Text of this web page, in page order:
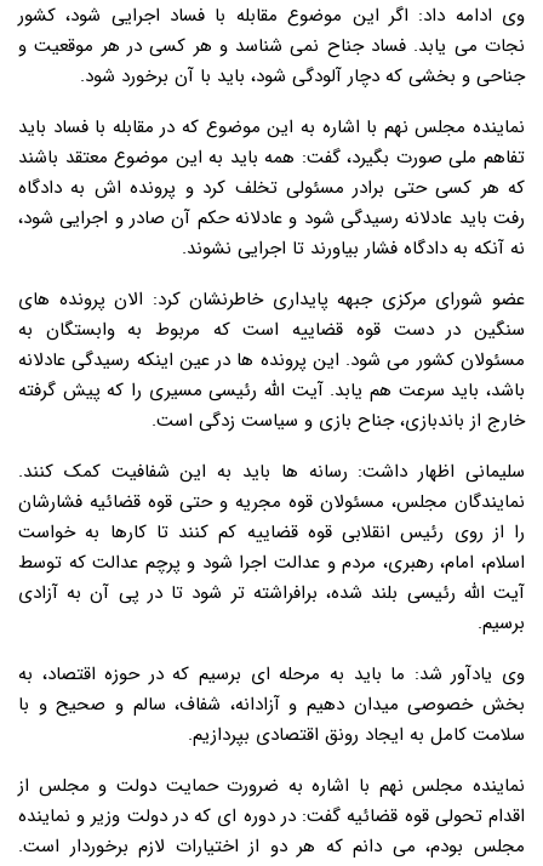
وی ادامه داد: اگر این موضوع مقابله با فساد اجرایی شود، کشور
نجات می یابد. فساد جناح نمی شناسد و هر کسی در هر موقعیت و
جناحی و بخشی که دچار آلودگی شود، باید با آن برخورد شود.
نماینده مجلس نهم با اشاره به این موضوع که در مقابله با فساد باید
تفاهم ملی صورت بگیرد، گفت: همه باید به این موضوع معتقد باشند
که هر کسی حتی برادر مسئولی تخلف کرد و پرونده اش به دادگاه
رفت باید عادلانه رسیدگی شود و عادلانه حکم آن صادر و اجرایی شود،
نه آنکه به دادگاه فشار بیاورند تا اجرایی نشوند.
عضو شورای مرکزی جبهه پایداری خاطرنشان کرد: الان پرونده های
سنگین در دست قوه قضاییه است که مربوط به وابستگان به
مسئولان کشور می شود. این پرونده ها در عین اینکه رسیدگی عادلانه
باشد، باید سرعت هم یابد. آیت الله رئیسی مسیری را که پیش گرفته
خارج از باندبازی، جناح بازی و سیاست زدگی است.
سلیمانی اظهار داشت: رسانه ها باید به این شفافیت کمک کنند.
نمایندگان مجلس، مسئولان قوه مجریه و حتی قوه قضائیه فشارشان
را از روی رئیس انقلابی قوه قضاییه کم کنند تا کارها به خواست
اسلام، امام، رهبری، مردم و عدالت اجرا شود و پرچم عدالت که توسط
آیت الله رئیسی بلند شده، برافراشته تر شود تا در پی آن به آزادی
برسیم.
وی یادآور شد: ما باید به مرحله ای برسیم که در حوزه اقتصاد، به
بخش خصوصی میدان دهیم و آزادانه، شفاف، سالم و صحیح و با
سلامت کامل به ایجاد رونق اقتصادی بپردازیم.
نماینده مجلس نهم با اشاره به ضرورت حمایت دولت و مجلس از
اقدام تحولی قوه قضائیه گفت: در دوره ای که در دولت وزیر و نماینده
مجلس بودم، می دانم که هر دو از اختیارات لازم برخوردار است.